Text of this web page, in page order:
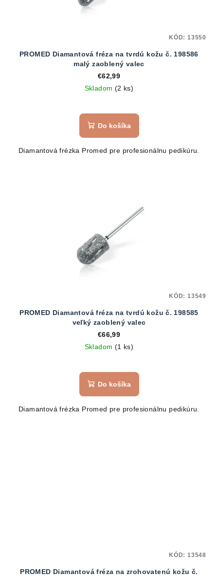
PROMED Diamantová fréza na tvrdú kožu č. 198586
malý zaoblený valec
€62,99
Skladom (2 ks)
Do košíka
Diamantová frézka Promed pre profesionálnu pedikúru.
KÓD: 13550
PROMED Diamantová fréza na tvrdú kožu č. 198585
veľký zaoblený valec
€66,99
Skladom (1 ks)
Do košíka
Diamantová frézka Promed pre profesionálnu pedikúru.
KÓD: 13549
PROMED Diamantová fréza na zrohovatenú kožu č.
KÓD: 13548